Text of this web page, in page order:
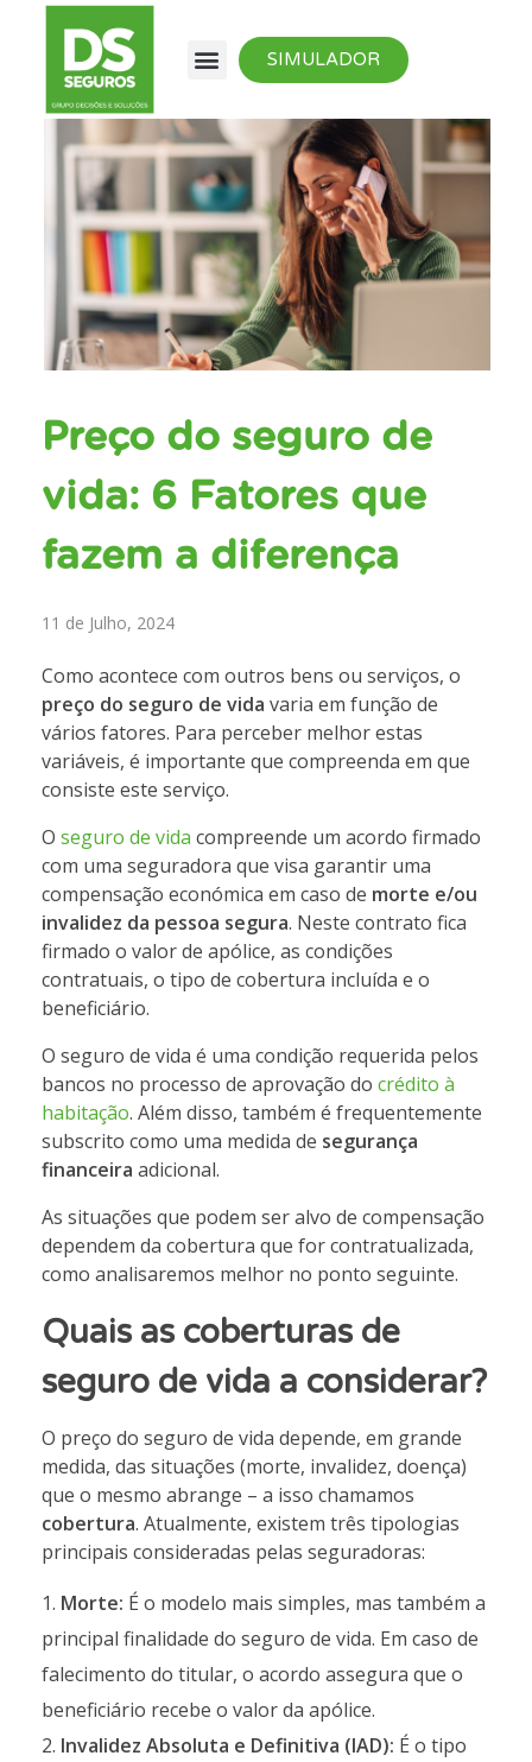
SIMULADOR
Preço do seguro de
vida: 6 Fatores que
fazem a diferença
11 de Julho, 2024
Como acontece com outros bens ou serviços, o
preço do seguro de vida varia em função de
vários fatores. Para perceber melhor estas
variáveis, é importante que compreenda em que
consiste este serviço.
O seguro de vida compreende um acordo firmado
com uma seguradora que visa garantir uma
compensação económica em caso de morte e/ou
invalidez da pessoa segura. Neste contrato fica
firmado o valor de apólice, as condições
contratuais, o tipo de cobertura incluída e o
beneficiário.
O seguro de vida é uma condição requerida pelos
bancos no processo de aprovação do crédito à
habitação. Além disso, também é frequentemente
subscrito como uma medida de segurança
financeira adicional.
As situações que podem ser alvo de compensação
dependem da cobertura que for contratualizada,
como analisaremos melhor no ponto seguinte.
Quais as coberturas de
seguro de vida a considerar?
O preço do seguro de vida depende, em grande
medida, das situações (morte, invalidez, doença)
que o mesmo abrange – a isso chamamos
cobertura. Atualmente, existem três tipologias
principais consideradas pelas seguradoras:
Morte: É o modelo mais simples, mas também a
principal finalidade do seguro de vida. Em caso de
falecimento do titular, o acordo assegura que o
beneficiário recebe o valor da apólice.
Invalidez Absoluta e Definitiva (IAD): É o tipo